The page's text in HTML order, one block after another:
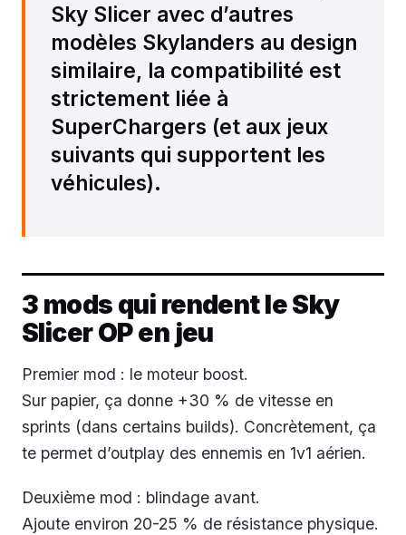
Sky Slicer avec d’autres
modèles Skylanders au design
similaire, la compatibilité est
strictement liée à
SuperChargers (et aux jeux
suivants qui supportent les
véhicules).
3 mods qui rendent le Sky
Slicer OP en jeu
Premier mod : le moteur boost.
Sur papier, ça donne +30 % de vitesse en
sprints (dans certains builds). Concrètement, ça
te permet d’outplay des ennemis en 1v1 aérien.
Deuxième mod : blindage avant.
Ajoute environ 20-25 % de résistance physique.